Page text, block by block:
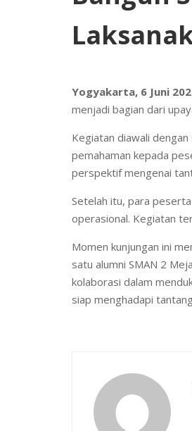
Yogyakarta, 6 Juni
menjadi bagian dari
Kegiatan diawali
pemahaman kepada
perspektif mengenai
Setelah itu, para
operasional. Kegiatan
Momen kunjungan ini
satu alumni SMAN 2
kolaborasi dalam
siap menghadapi